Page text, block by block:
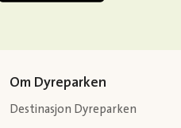
Om Dyreparken
Destinasjon Dyreparken